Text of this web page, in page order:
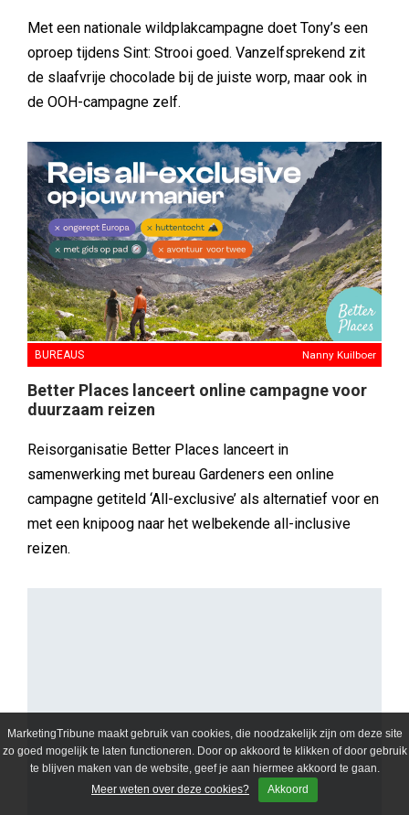
MarketingTribune maakt gebruik van cookies, die noodzakelijk zijn om deze site
zo goed mogelijk te laten functioneren. Door op akkoord te klikken of door gebruik
te blijven maken van de website, geef je aan hiermee akkoord te gaan.
Meer weten over deze cookies?
Akkoord
Met een nationale wildplakcampagne doet Tony’s een
oproep tijdens Sint: Strooi goed. Vanzelfsprekend zit
de slaafvrije chocolade bij de juiste worp, maar ook in
de OOH-campagne zelf.
BUREAUS Nanny Kuilboer
Better Places lanceert online campagne voor
duurzaam reizen
Reisorganisatie Better Places lanceert in
samenwerking met bureau Gardeners een online
campagne getiteld ‘All-exclusive’ als alternatief voor en
met een knipoog naar het welbekende all-inclusive
reizen.